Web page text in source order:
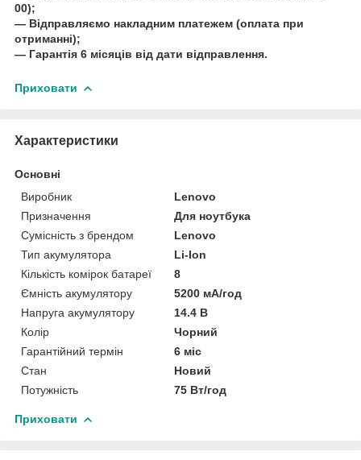
00);
― Відправляємо накладним платежем (оплата при
отриманні);
― Гарантія 6 місяців від дати відправлення.
Приховати
Характеристики
Основні
Виробник
Lenovo
Призначення
Для ноутбука
Сумісність з брендом
Lenovo
Тип акумулятора
Li-Ion
Кількість комірок батареї
8
Ємність акумулятору
5200 мА/год
Напруга акумулятору
14.4 В
Колір
Чорний
Гарантійний термін
6 міс
Стан
Новий
Потужність
75 Вт/год
Приховати